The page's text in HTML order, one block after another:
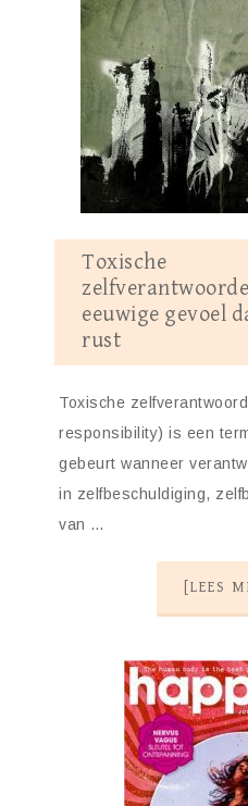
Toxische
eeuwige gevoel
rust
Toxische
responsibility) is een
gebeurt wanneer
in zelfbeschuldiging,
van …
[LEES